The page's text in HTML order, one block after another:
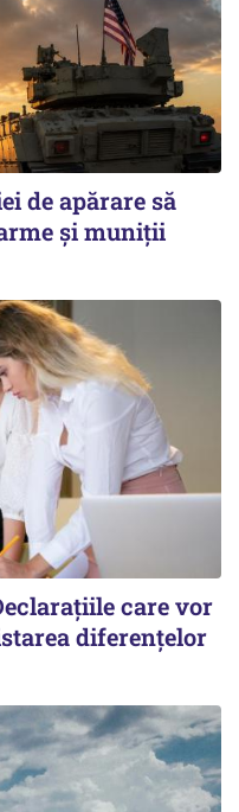
de apărare să
și muniții
care vor
diferențelor